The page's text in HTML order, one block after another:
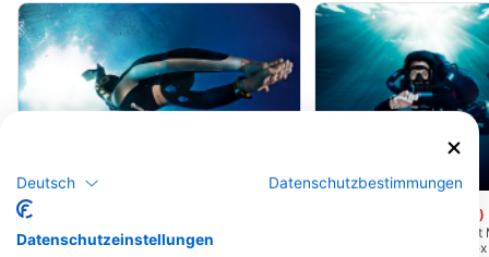
Mares
Die Tres Cocos Canyons liegen direkt vor
dem Tres Cocos Cut und sind ein
Mares
(★4.5)
Das
ist ein flacher
Deutsch Datenschutzbestimmungen
Datenschutzeinstellungen